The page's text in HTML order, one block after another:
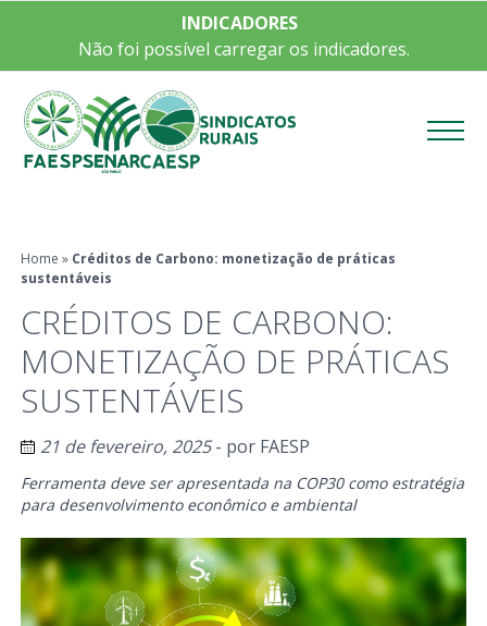
INDICADORES
Não foi possível carregar os indicadores.
Home » Créditos de Carbono: monetização de práticas
sustentáveis
CRÉDITOS DE CARBONO:
MONETIZAÇÃO DE PRÁTICAS
SUSTENTÁVEIS
21 de fevereiro, 2025- por FAESP
Ferramenta deve ser apresentada na COP30 como estratégia
para desenvolvimento econômico e ambiental